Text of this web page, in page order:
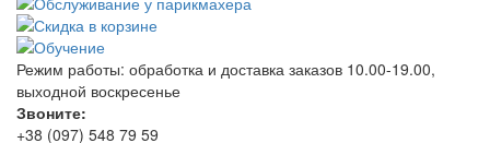
Режим работы: обработка и доставка заказов 10.00-19.00,
выходной воскресенье
Звоните:
+38 (097) 548 79 59